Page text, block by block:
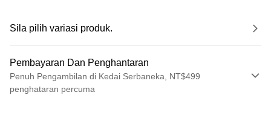
Sila pilih variasi produk.
Pembayaran Dan Penghantaran
Penuh Pengambilan di Kedai Serbaneka, NT$499
penghataran percuma